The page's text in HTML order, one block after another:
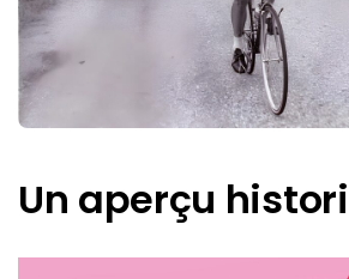
Un aperçu